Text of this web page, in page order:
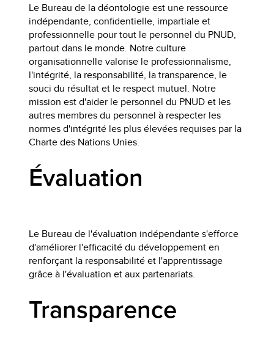
Le Bureau de la déontologie est une ressource
indépendante, confidentielle, impartiale et
professionnelle pour tout le personnel du PNUD,
partout dans le monde. Notre culture
organisationnelle valorise le professionnalisme,
l'intégrité, la responsabilité, la transparence, le
souci du résultat et le respect mutuel. Notre
mission est d'aider le personnel du PNUD et les
autres membres du personnel à respecter les
normes d'intégrité les plus élevées requises par la
Charte des Nations Unies.
Évaluation
Le Bureau de l'évaluation indépendante s'efforce
d'améliorer l'efficacité du développement en
renforçant la responsabilité et l'apprentissage
grâce à l'évaluation et aux partenariats.
Transparence